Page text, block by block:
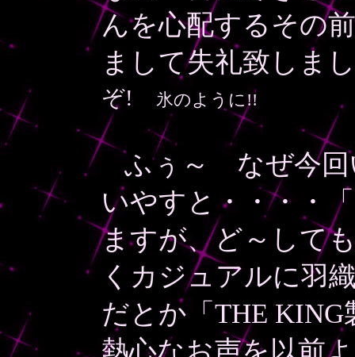
んを心配するその
まして失礼致しま
ぞ! 氷のように!!
ふぅ～ なぜ今回
いやすと・・・・
ますが、ど～して
くカジュアルに羽
だとか「THE